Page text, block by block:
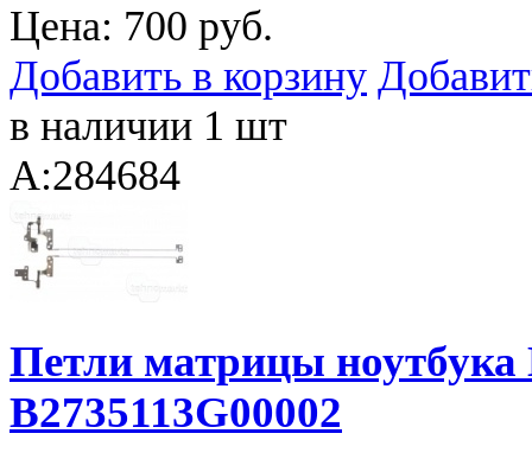
Цена: 700 руб.
Добавить в корзину
в наличии 1 шт
A:284684
Петли матрицы ноутбука
B2735113G00002